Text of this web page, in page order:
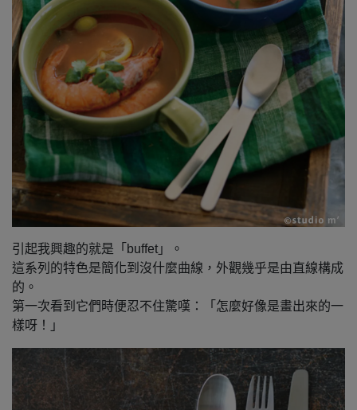
引起我興趣的就是「buffet」。
這系列的特色是簡化到沒什麼曲線，外觀幾乎是由直線構成
的。
第一次看到它們時便忍不住驚嘆：「怎麼好像是畫出來的一
樣呀！」